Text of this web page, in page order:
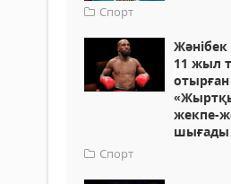
Спорт
11 жыл
жекпе-
шығады
Спорт